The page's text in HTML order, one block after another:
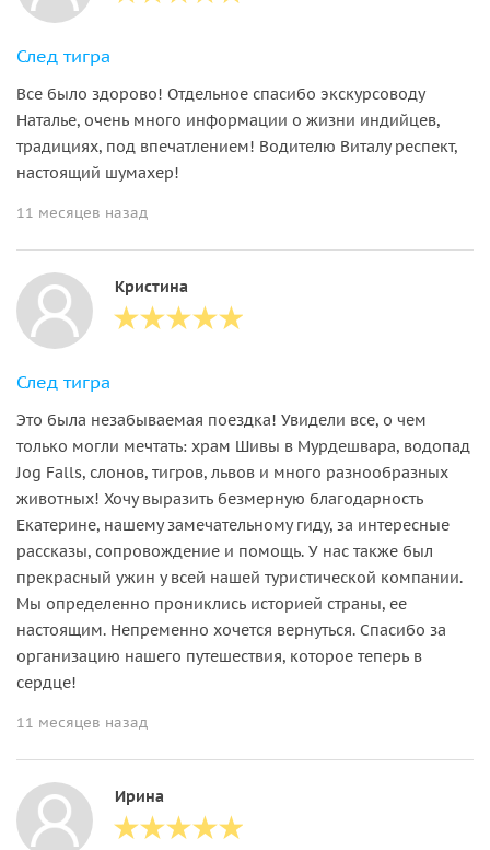
След тигра
Все было здорово! Отдельное спасибо экскурсоводу
Наталье, очень много информации о жизни индийцев,
традициях, под впечатлением! Водителю Виталу респект,
настоящий шумахер!
11 месяцев назад
Кристина
След тигра
Это была незабываемая поездка! Увидели все, о чем
только могли мечтать: храм Шивы в Мурдешвара, водопад
Jog Falls, слонов, тигров, львов и много разнообразных
животных! Хочу выразить безмерную благодарность
Екатерине, нашему замечательному гиду, за интересные
рассказы, сопровождение и помощь. У нас также был
прекрасный ужин у всей нашей туристической компании.
Мы определенно прониклись историей страны, ее
настоящим. Непременно хочется вернуться. Спасибо за
организацию нашего путешествия, которое теперь в
сердце!
11 месяцев назад
Ирина